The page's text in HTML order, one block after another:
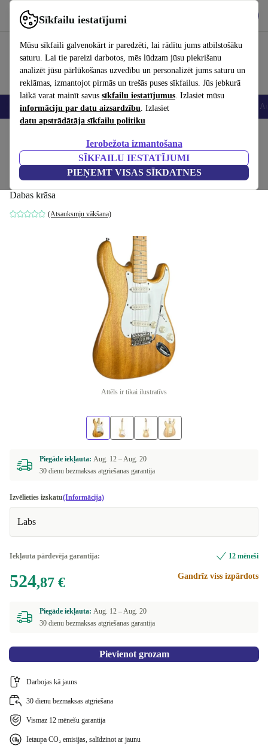
Sīkfailu iestatījumi
Mūsu sīkfaili galvenokārt ir paredzēti, lai rādītu jums atbilstošāku
saturu. Lai tie pareizi darbotos, mēs lūdzam jūsu piekrišanu
analizēt jūsu pārlūkošanas uzvedību un personalizēt jums saturu un
reklāmas, izmantojot pirmās un trešās puses sīkfailus. Jūs jebkurā
laikā varat mainīt savus sīkfailu iestatījumus. Izlasiet mūsu
informāciju par datu aizsardzību. Izlasiet
datu apstrādātāja sīkfailu politiku
Ierobežota izmantošana
SĪKFAILU IESTATĪJUMI
PIEŅEMT VISAS SĪKDATNES
Izmantojiet refurbed ātri un viegli
Viedtālruņi Portatīvie datori Planšetes Viedpulksteņi
Aria Japan Stratocaster 1970s -
Natural
Dabas krāsa
(Atsauksmju vākšana)
524,87 €
Attēls ir tikai ilustratīvs
Piegāde iekļauta: Aug. 12 –Aug. 20
30 dienu bezmaksas atgriešanas garantija
Izvēlieties izskatu(Informācija)
Labs
Iekļauta pārdevēja garantija: 12 mēneši
524,87 € Gandrīz viss izpārdots
Piegāde iekļauta: Aug. 12 –Aug. 20
30 dienu bezmaksas atgriešanas garantija
Pievienot grozam
Darbojas kā jauns
30 dienu bezmaksas atgriešana
Vismaz 12 mēnešu garantija
Ietaupa CO₂ emisijas, salīdzinot ar jaunu